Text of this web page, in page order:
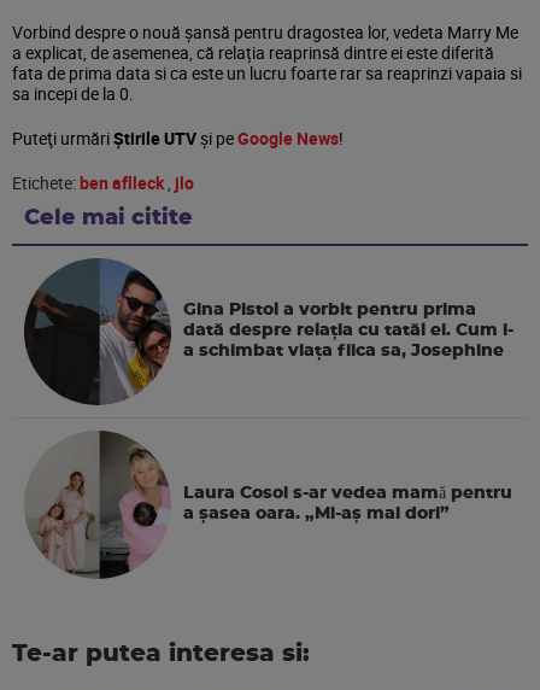
Vorbind despre o nouă șansă pentru dragostea lor, vedeta Marry Me
a explicat, de asemenea, că relația reaprinsă dintre ei este diferită
fata de prima data si ca este un lucru foarte rar sa reaprinzi vapaia si
sa incepi de la 0.
Puteţi urmăriȘtirile UTVşi peGoogle News!
Etichete:ben aflleck jlo
Cele mai citite
Gina Pistol a vorbit pentru prima
dată despre relația cu tatăl ei. Cum i-
a schimbat viața fiica sa, Josephine
Laura Cosoi s-ar vedea mamǎ pentru
a şasea oara. „Mi-aș mai dori”
Te-ar putea interesa si: